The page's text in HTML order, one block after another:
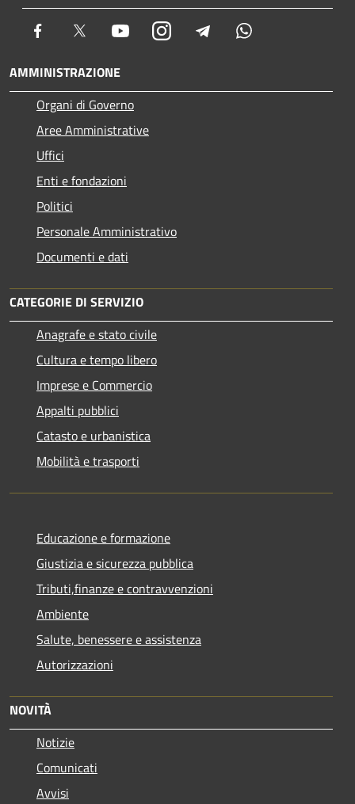
Facebook Twitter YoutubeInstagram Telegram
AMMINISTRAZIONE
Organi di Governo
Aree Amministrative
Uffici
Enti e fondazioni
Politici
Personale Amministrativo
Documenti e dati
CATEGORIE DI SERVIZIO
Anagrafe e stato civile
Cultura e tempo libero
Imprese e Commercio
Appalti pubblici
Catasto e urbanistica
Mobilità e trasporti
Educazione e formazione
Giustizia e sicurezza pubblica
Tributi,finanze e contravvenzioni
Ambiente
Salute, benessere e assistenza
Autorizzazioni
NOVITÀ
Notizie
Comunicati
Avvisi